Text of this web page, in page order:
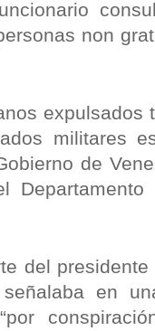
non
expulsados
militares
de
Departamento
del
en